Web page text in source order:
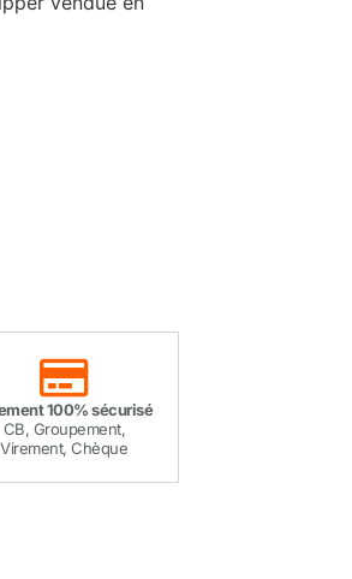
100% sécurisé
CB, Groupement,
Virement, Chèque